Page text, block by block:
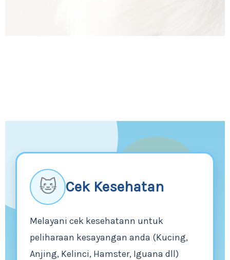
🐱 Cek Kesehatan
Melayani cek kesehatann untuk
peliharaan kesayangan anda (Kucing,
Anjing, Kelinci, Hamster, Iguana dll)